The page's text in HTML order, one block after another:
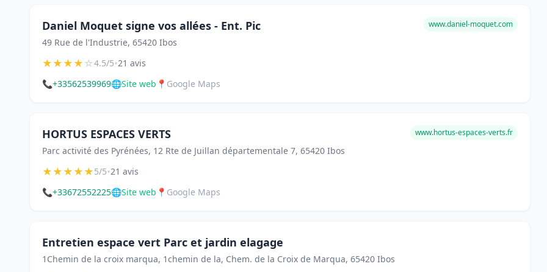
Daniel Moquet signe vos allées - Ent. Pic
49 Rue de l'Industrie, 65420 Ibos
www.daniel-moquet.com
★★★★☆4.5/5•21 avis
📞+33562539969🌐Site web 📍 Google Maps
HORTUS ESPACES VERTS
Parc activité des Pyrénées, 12 Rte de Juillan départementale 7, 65420 Ibos
www.hortus-espaces-verts.fr
★★★★★5/5•21 avis
📞+33672552225🌐Site web 📍 Google Maps
Entretien espace vert Parc et jardin elagage
1Chemin de la croix marqua, 1chemin de la, Chem. de la Croix de Marqua, 65420 Ibos